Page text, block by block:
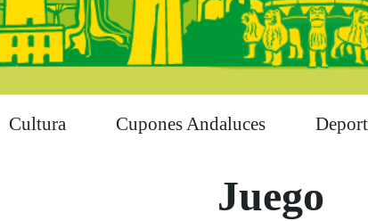
Cultura Cupones Andaluces
Juego